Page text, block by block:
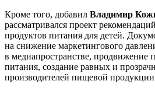
Кроме того, добавил Владимир
рассматривался проект
продуктов питания для детей.
на снижение маркетингового
в медиапространстве, продвижение
питания, создание равных и
производителей пищевой